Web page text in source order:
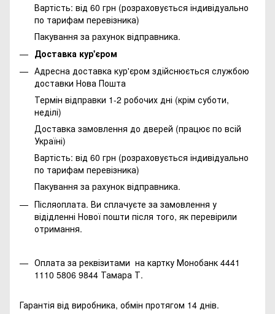
Вартість: від 60 грн (розраховується індивідуально
по тарифам перевізника)
Пакування за рахунок відправника.
Доставка кур'єром
Адресна доставка кур'єром здійснюється службою
доставки Нова Пошта
Термін відправки 1-2 робочих дні (крім суботи,
неділі)
Доставка замовлення до дверей (працює по всій
Україні)
Вартість: від 60 грн (розраховується індивідуально
по тарифам перевізника)
Пакування за рахунок відправника.
Післяоплата. Ви сплачуєте за замовлення у
відідленні Нової пошти після того, як перевірили
отримання.
Оплата за реквізитами на картку Монобанк 4441
1110 5806 9844 Тамара Т.
Гарантія від виробника, обмін протягом 14 днів.